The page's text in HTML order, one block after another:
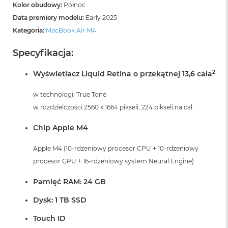
A
r
M
M
c
o
o
i
M
3
M
a
c
B
o
o
Kolor obudowy: Północ
Data premiery modelu: Early 2025
Kategoria: MacBook Air M4
Specyfikacja:
Wyświetlacz Liquid Retina o przekątnej 13,6 cala2
w technologii True Tone
w rozdzielczości 2560 x 1664 pikseli, 224 pikseli na cal
Chip Apple M4
Apple M4 (10-rdzeniowy procesor CPU + 10-rdzeniowy
procesor GPU + 16-rdzeniowy system Neural Engine)
Pamięć RAM: 24 GB
Dysk: 1 TB SSD
Touch ID